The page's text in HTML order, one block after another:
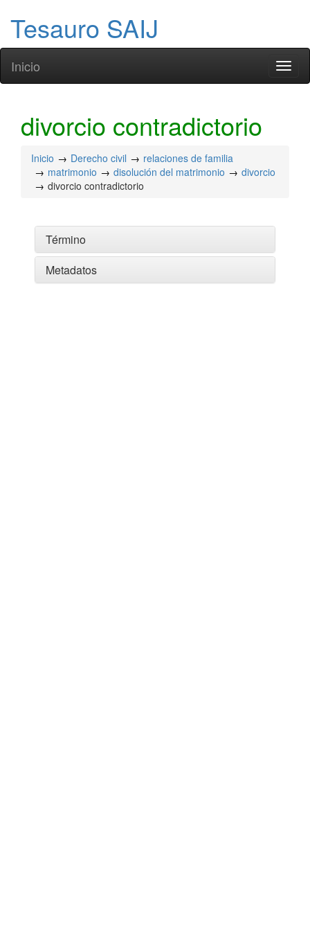
Tesauro SAIJ
Inicio
divorcio contradictorio
Inicio Derecho civil
relaciones de familia
matrimonio
disolución del matrimonio
divorcio
divorcio contradictorio
Término
Metadatos